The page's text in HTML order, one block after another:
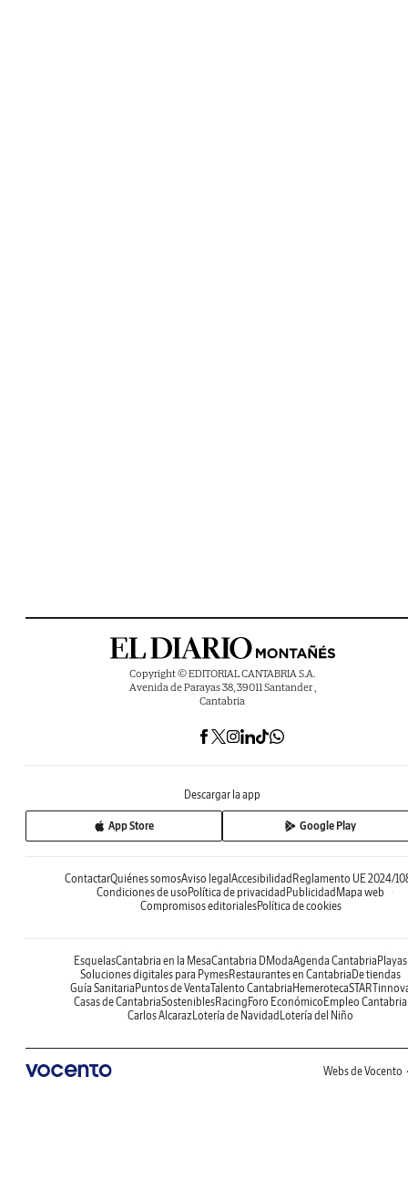
Copyright © EDITORIAL CANTABRIA S.A.
Avenida de Parayas 38, 39011 Santander ,
Cantabria
Descargar la app
App Store Google Play
ContactarQuiénes somosAviso legalAccesibilidadReglamento UE 2024/
Condiciones de usoPolítica de privacidadPublicidadMapa web
Compromisos editorialesPolítica de cookies
EsquelasCantabria en la MesaCantabria DModaAgenda CantabriaPlayas
Soluciones digitales para PymesRestaurantes en CantabriaDe tiendas
Guía SanitariaPuntos de VentaTalento CantabriaHemeroteca
Casas de CantabriaSosteniblesRacingForo EconómicoEmpleo Cantabria
Carlos AlcarazLotería de NavidadLotería del Niño
Webs de Vocento